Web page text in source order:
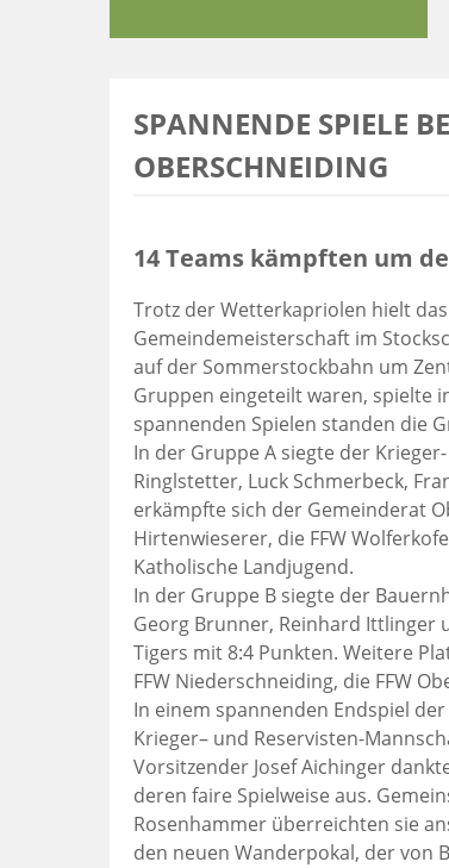
SPANNENDE SPIELE
OBERSCHNEIDING
14 Teams kämpften um
Trotz der Wetterkapriolen hielt
Gemeindemeisterschaft im
auf der Sommerstockbahn um
Gruppen eingeteilt waren, spielte
spannenden Spielen standen die
In der Gruppe A siegte der
Ringlstetter, Luck Schmerbeck,
erkämpfte sich der Gemeinderat
Hirtenwieserer, die FFW
Katholische Landjugend.
In der Gruppe B siegte der
Georg Brunner, Reinhard Ittlinger
Tigers mit 8:4 Punkten. Weitere
FFW Niederschneiding, die FFW
In einem spannenden Endspiel
Krieger– und Reservisten-
Vorsitzender Josef Aichinger
deren faire Spielweise aus.
Rosenhammer überreichten sie
den neuen Wanderpokal, der von